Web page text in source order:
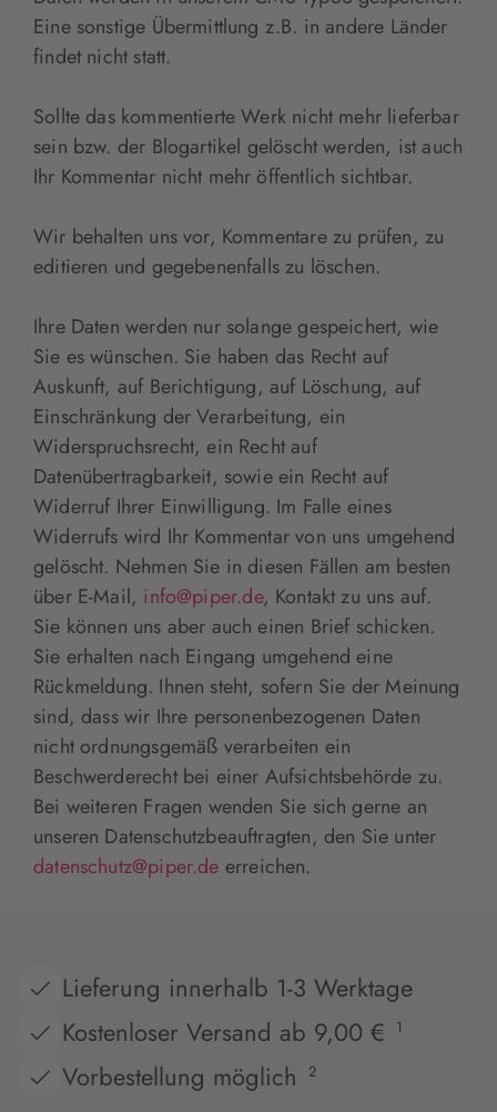
Eine sonstige Übermittlung z.B. in andere Länder
findet nicht statt.
Sollte das kommentierte Werk nicht mehr lieferbar
sein bzw. der Blogartikel gelöscht werden, ist auch
Ihr Kommentar nicht mehr öffentlich sichtbar.
Wir behalten uns vor, Kommentare zu prüfen, zu
editieren und gegebenenfalls zu löschen.
Ihre Daten werden nur solange gespeichert, wie
Sie es wünschen. Sie haben das Recht auf
Auskunft, auf Berichtigung, auf Löschung, auf
Einschränkung der Verarbeitung, ein
Widerspruchsrecht, ein Recht auf
Datenübertragbarkeit, sowie ein Recht auf
Widerruf Ihrer Einwilligung. Im Falle eines
Widerrufs wird Ihr Kommentar von uns umgehend
gelöscht. Nehmen Sie in diesen Fällen am besten
über E-Mail, info@piper.de, Kontakt zu uns auf.
Sie können uns aber auch einen Brief schicken.
Sie erhalten nach Eingang umgehend eine
Rückmeldung. Ihnen steht, sofern Sie der Meinung
sind, dass wir Ihre personenbezogenen Daten
nicht ordnungsgemäß verarbeiten ein
Beschwerderecht bei einer Aufsichtsbehörde zu.
Bei weiteren Fragen wenden Sie sich gerne an
unseren Datenschutzbeauftragten, den Sie unter
datenschutz@piper.de erreichen.
Lieferung innerhalb 1-3 Werktage
Kostenloser Versand ab 9,00 €
1
Vorbestellung möglich 2